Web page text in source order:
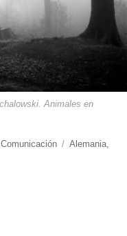
Animales en
Etiquetas
Alemania,